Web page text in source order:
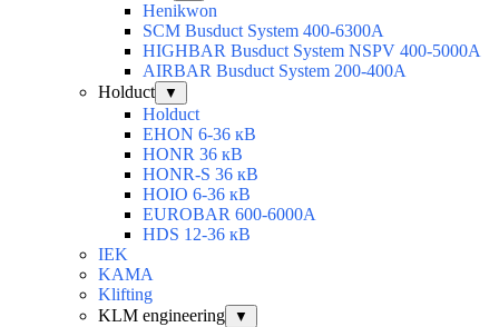
Henikwon
SCM Busduct System 400-6300А
HIGHBAR Busduct System NSPV 400-5000А
AIRBAR Busduct System 200-400А
Holduct
▼
Holduct
EHON 6-36 кВ
HONR 36 кВ
HONR-S 36 кВ
HOIO 6-36 кВ
EUROBAR 600-6000A
HDS 12-36 кВ
IEK
KAMA
Klifting
KLM engineering
▼